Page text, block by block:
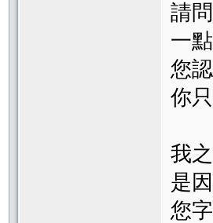
請
一
您
你
我
是
您